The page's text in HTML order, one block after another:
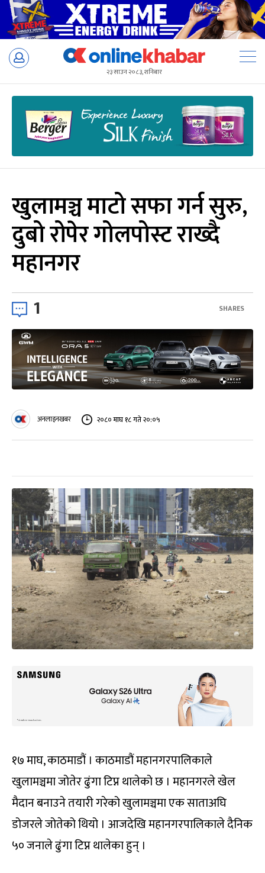
Skip
२३ साउन २०८३, शनिबार
खुलामञ्च माटो सफा गर्न सुरु,
दुबो रोपेर गोलपोस्ट राख्दै
महानगर
1 SHARES
अनलाइनखबर २०८० माघ १८ गते २०:०५
१७ माघ, काठमाडौं । काठमाडौं महानगरपालिकाले
खुलामञ्चमा जोतेर ढुंगा टिप्न थालेको छ । महानगरले खेल
मैदान बनाउने तयारी गरेको खुलामञ्चमा एक साताअघि
डोजरले जोतेको थियो । आजदेखि महानगरपालिकाले दैनिक
५० जनाले ढुंगा टिप्न थालेका हुन् ।